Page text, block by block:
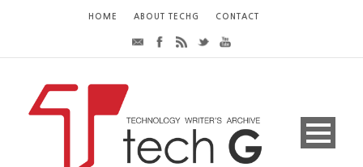
HOME ABOUT TECHG CONTACT